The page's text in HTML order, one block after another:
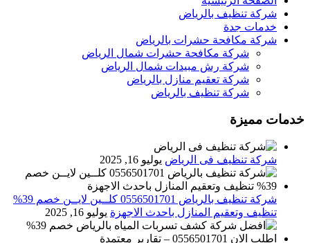
شركة تنظيف بالرياض
خدمات جدة
شركة مكافحة حشرات بالرياض
شركة مكافحة حشرات شمال الرياض
شركة رش مبيدات شمال الرياض
شركة تعقيم منازل بالرياض
شركة تنظيف بالرياض
خدمات مميزة
شركة تنظيف فى الرياض يوليو 16, 2025
شركة تنظيف بالرياض 0556501701 كلــين لايــن خصم 39%
تنظيف وتعقيم المنازل باحدث الاجهزة يوليو 16, 2025